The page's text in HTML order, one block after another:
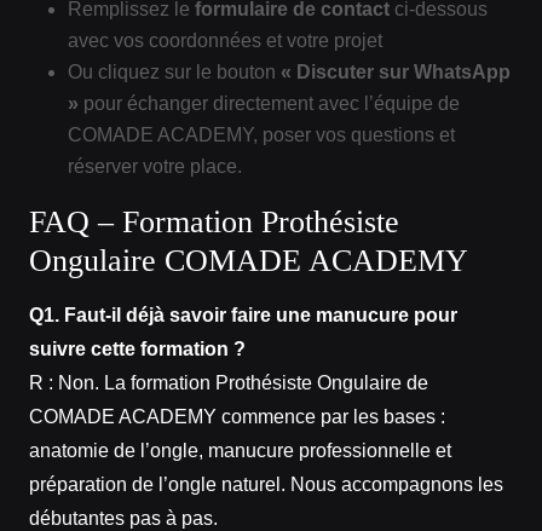
Remplissez le formulaire de contact ci‑dessous
avec vos coordonnées et votre projet
Ou cliquez sur le bouton « Discuter sur WhatsApp
» pour échanger directement avec l’équipe de
COMADE ACADEMY, poser vos questions et
réserver votre place.
FAQ – Formation Prothésiste
Ongulaire COMADE ACADEMY
Q1. Faut‑il déjà savoir faire une manucure pour
suivre cette formation ?
R : Non. La formation Prothésiste Ongulaire de
COMADE ACADEMY commence par les bases :
anatomie de l’ongle, manucure professionnelle et
préparation de l’ongle naturel. Nous accompagnons les
débutantes pas à pas.